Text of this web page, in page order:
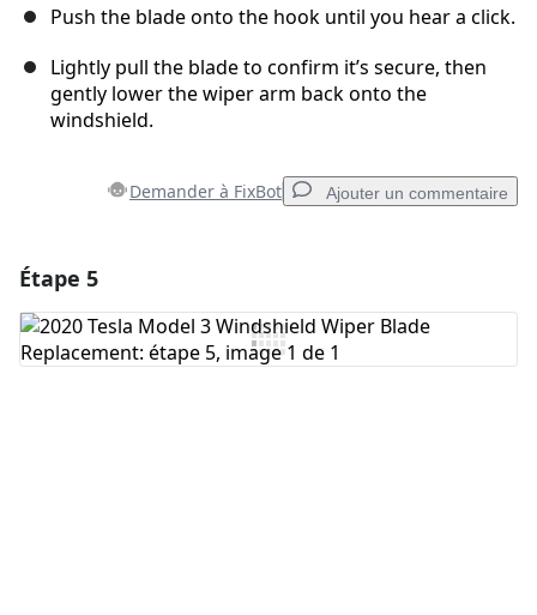
Push the blade onto the hook until you hear a click.
Lightly pull the blade to confirm it’s secure, then
gently lower the wiper arm back onto the
windshield.
Demander à FixBot Ajouter un commentaire
Ajouter un commentaire
Étape 5